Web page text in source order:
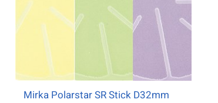
Mirka Polarstar SR Stick D32mm
können
auf
werden